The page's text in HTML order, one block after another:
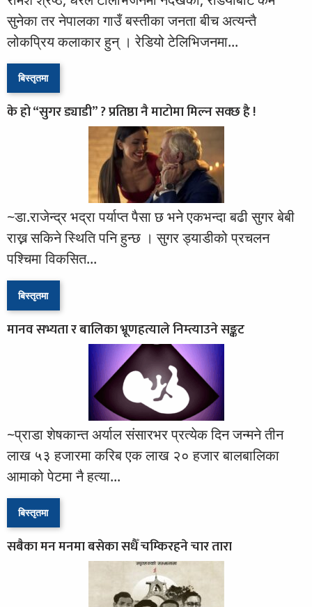
सुनेका तर नेपालका गाउँ बस्तीका जनता बीच अत्यन्तै
लोकप्रिय कलाकार हुन् । रेडियो टेलिभिजनमा...
बिस्तृतमा
के हो “सुगर ड्याडी” ? प्रतिष्ठा नै माटोमा मिल्न सक्छ है !
~डा.राजेन्द्र भद्रा पर्याप्त पैसा छ भने एकभन्दा बढी सुगर बेबी
राख्न सकिने स्थिति पनि हुन्छ । सुगर ड्याडीको प्रचलन
पश्चिमा विकसित...
बिस्तृतमा
मानव सभ्यता र बालिका भ्रूणहत्याले निम्त्याउने सङ्कट
~प्राडा शेषकान्त अर्याल संसारभर प्रत्येक दिन जन्मने तीन
लाख ५३ हजारमा करिब एक लाख २० हजार बालबालिका
आमाको पेटमा नै हत्या...
बिस्तृतमा
सबैका मन मनमा बसेका सधैँ चम्किरहने चार तारा